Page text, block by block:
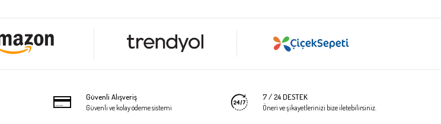
Güvenli Alışveriş
Güvenli ve kolay ödeme sistemi
7 / 24 DESTEK
Öneri ve şikayetlerinizi bize iletebilirsiniz.